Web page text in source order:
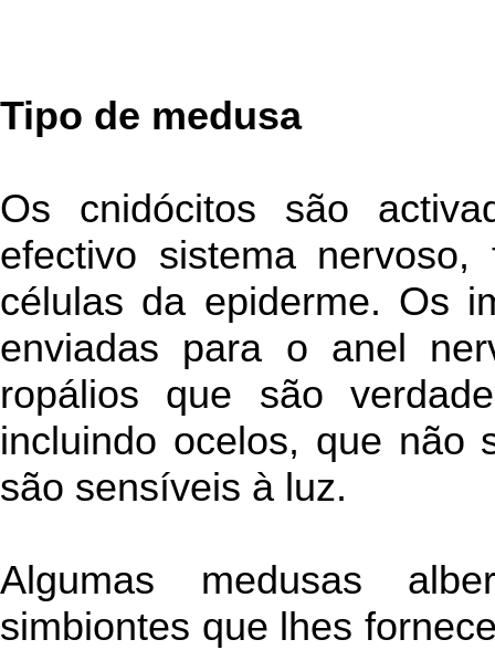
Tipo de medusa
Os cnidócitos são
efectivo sistema
células da epiderme. Os
enviadas para o anel
ropálios que são
incluindo ocelos, que não
são sensíveis à luz.
Algumas medusas
simbiontes que lhes